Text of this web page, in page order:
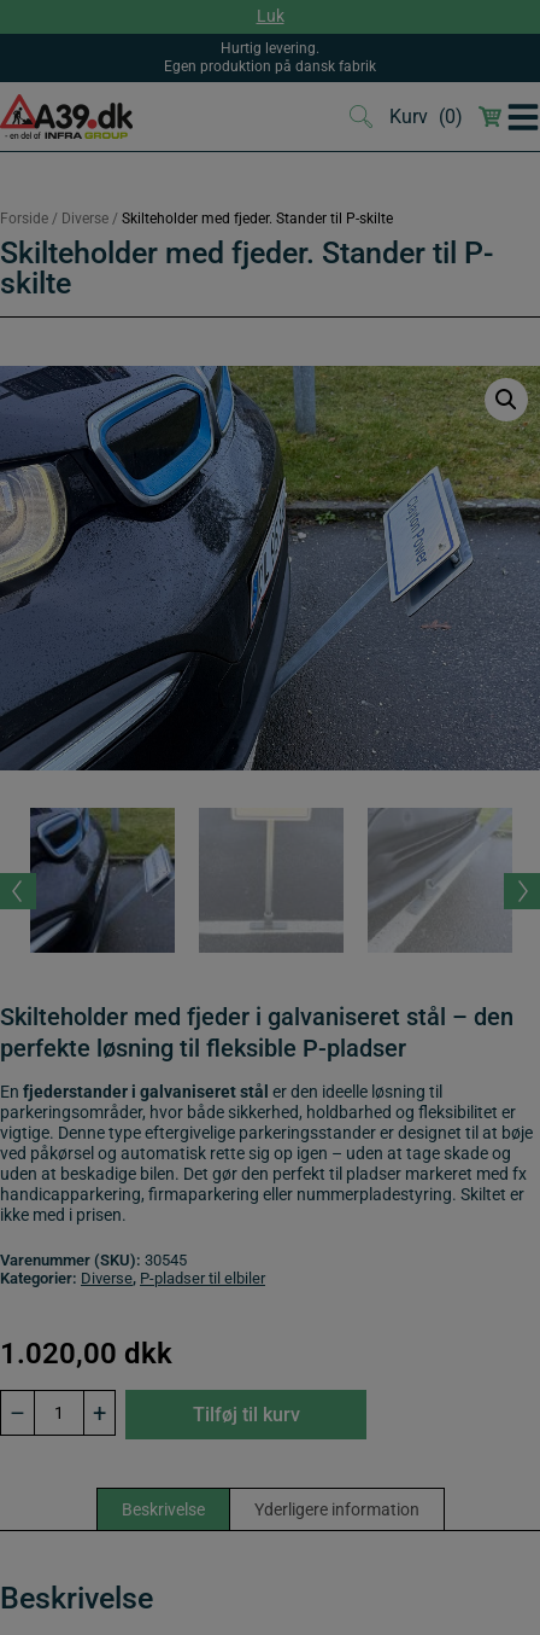
Luk
Hurtig levering.
Egen produktion på dansk fabrik
Kurv (0)
(0)
Forside / Diverse / Skilteholder med fjeder. Stander til P-skilte
Skilteholder med fjeder. Stander til P-
skilte
Skilteholder med fjeder i galvaniseret stål – den
perfekte løsning til fleksible P-pladser
En fjederstander i galvaniseret stål er den ideelle løsning til
parkeringsområder, hvor både sikkerhed, holdbarhed og fleksibilitet er
vigtige. Denne type eftergivelige parkeringsstander er designet til at bøje
ved påkørsel og automatisk rette sig op igen – uden at tage skade og
uden at beskadige bilen. Det gør den perfekt til pladser markeret med fx
handicapparkering, firmaparkering eller nummerpladestyring. Skiltet er
ikke med i prisen.
Varenummer (SKU): 30545
Kategorier: Diverse, P-pladser til elbiler
1.020,00 dkk
–
med
fjeder.
+ Tilføj til kurv
Beskrivelse Yderligere information
Beskrivelse